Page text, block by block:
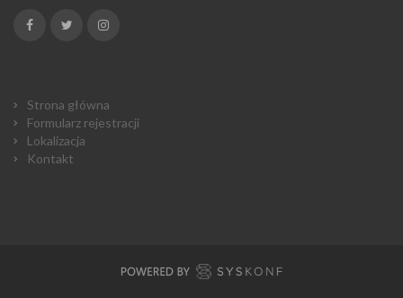
Strona główna
Formularz rejestracji
Lokalizacja
Kontakt